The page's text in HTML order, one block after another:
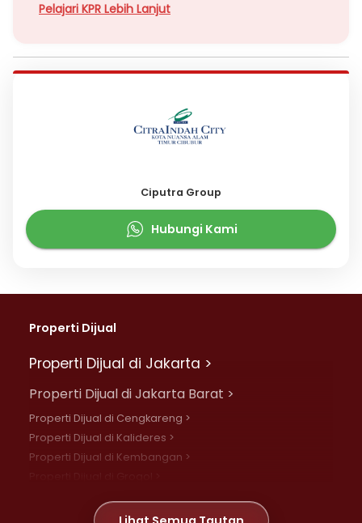
Pelajari KPR Lebih Lanjut
Ciputra Group
Hubungi Kami
Properti Dijual
Properti Dijual di Jakarta >
Properti Dijual di Jakarta Barat >
Properti Dijual di Cengkareng >
Properti Dijual di Kalideres >
Properti Dijual di Kembangan >
Properti Dijual di Meruya >